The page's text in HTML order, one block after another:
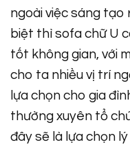
ngoài việc sáng tạo
biệt thì sofa chữ U
tốt không gian, với
cho ta nhiều vị trí
lựa chọn cho gia
thường xuyên tổ
đây sẽ là lựa chọn